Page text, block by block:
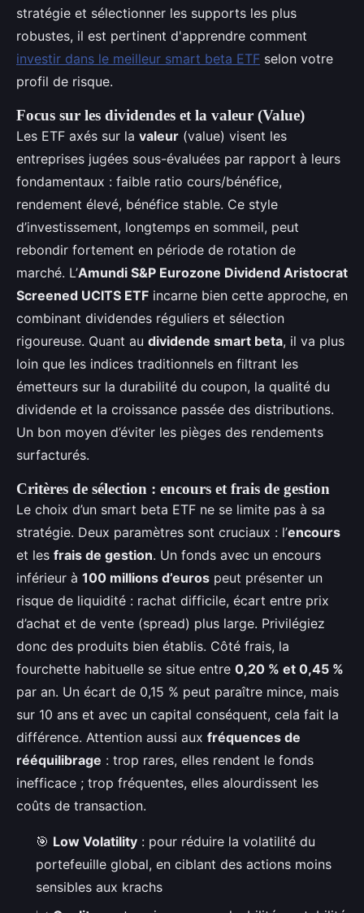
stratégie et sélectionner les supports les plus
robustes, il est pertinent d'apprendre comment
investir dans le meilleur smart beta ETF selon votre
profil de risque.
Focus sur les dividendes et la valeur (Value)
Les ETF axés sur la valeur (value) visent les
entreprises jugées sous-évaluées par rapport à leurs
fondamentaux : faible ratio cours/bénéfice,
rendement élevé, bénéfice stable. Ce style
d’investissement, longtemps en sommeil, peut
rebondir fortement en période de rotation de
marché. L’Amundi S&P Eurozone Dividend Aristocrat
Screened UCITS ETF incarne bien cette approche, en
combinant dividendes réguliers et sélection
rigoureuse. Quant au dividende smart beta, il va plus
loin que les indices traditionnels en filtrant les
émetteurs sur la durabilité du coupon, la qualité du
dividende et la croissance passée des distributions.
Un bon moyen d’éviter les pièges des rendements
surfacturés.
Critères de sélection : encours et frais de gestion
Le choix d’un smart beta ETF ne se limite pas à sa
stratégie. Deux paramètres sont cruciaux : l’encours
et les frais de gestion. Un fonds avec un encours
inférieur à 100 millions d’euros peut présenter un
risque de liquidité : rachat difficile, écart entre prix
d’achat et de vente (spread) plus large. Privilégiez
donc des produits bien établis. Côté frais, la
fourchette habituelle se situe entre 0,20 % et 0,45 %
par an. Un écart de 0,15 % peut paraître mince, mais
sur 10 ans et avec un capital conséquent, cela fait la
différence. Attention aussi aux fréquences de
rééquilibrage : trop rares, elles rendent le fonds
inefficace ; trop fréquentes, elles alourdissent les
coûts de transaction.
🎯 Low Volatility : pour réduire la volatilité du
portefeuille global, en ciblant des actions moins
sensibles aux krachs